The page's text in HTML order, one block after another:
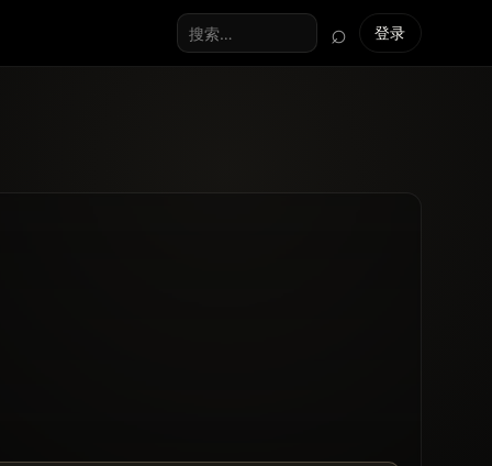
搜索全站
⌕ 登录